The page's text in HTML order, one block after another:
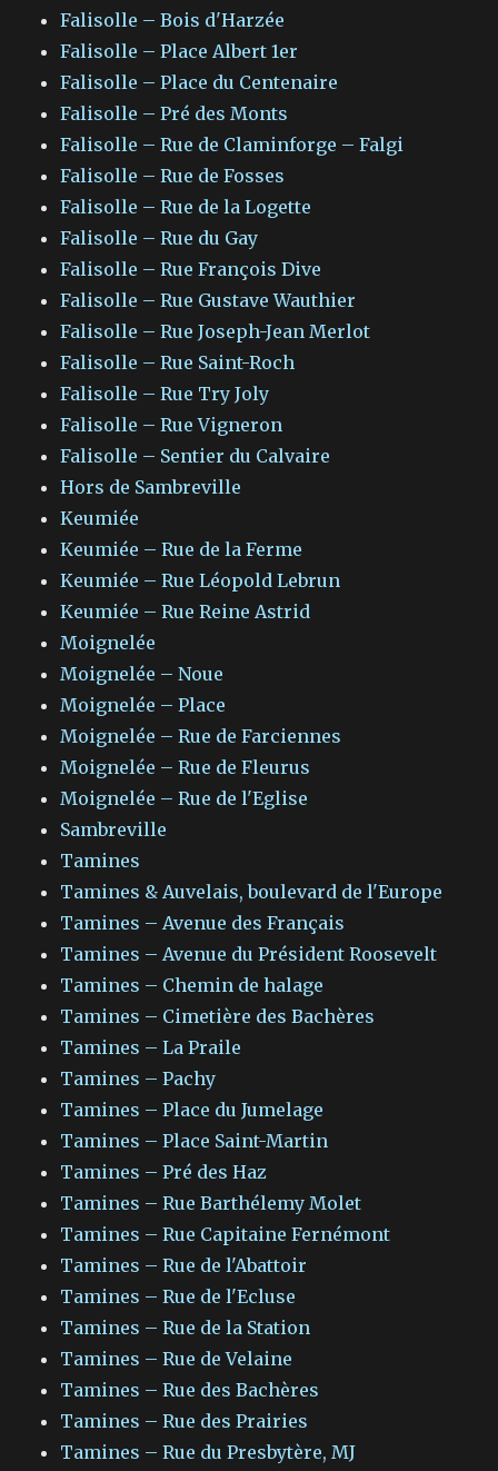
Falisolle – Bois d'Harzée
Falisolle – Place Albert 1er
Falisolle – Place du Centenaire
Falisolle – Pré des Monts
Falisolle – Rue de Claminforge – Falgi
Falisolle – Rue de Fosses
Falisolle – Rue de la Logette
Falisolle – Rue du Gay
Falisolle – Rue François Dive
Falisolle – Rue Gustave Wauthier
Falisolle – Rue Joseph-Jean Merlot
Falisolle – Rue Saint-Roch
Falisolle – Rue Try Joly
Falisolle – Rue Vigneron
Falisolle – Sentier du Calvaire
Hors de Sambreville
Keumiée
Keumiée – Rue de la Ferme
Keumiée – Rue Léopold Lebrun
Keumiée – Rue Reine Astrid
Moignelée
Moignelée – Noue
Moignelée – Place
Moignelée – Rue de Farciennes
Moignelée – Rue de Fleurus
Moignelée – Rue de l'Eglise
Sambreville
Tamines
Tamines & Auvelais, boulevard de l'Europe
Tamines – Avenue des Français
Tamines – Avenue du Président Roosevelt
Tamines – Chemin de halage
Tamines – Cimetière des Bachères
Tamines – La Praile
Tamines – Pachy
Tamines – Place du Jumelage
Tamines – Place Saint-Martin
Tamines – Pré des Haz
Tamines – Rue Barthélemy Molet
Tamines – Rue Capitaine Fernémont
Tamines – Rue de l'Abattoir
Tamines – Rue de l'Ecluse
Tamines – Rue de la Station
Tamines – Rue de Velaine
Tamines – Rue des Bachères
Tamines – Rue des Prairies
Tamines – Rue du Presbytère, MJ